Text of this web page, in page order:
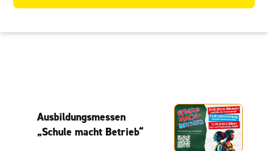
Ausbildungsmessen
„Schule macht Betrieb“